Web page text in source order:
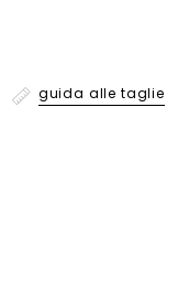
guida alle taglie